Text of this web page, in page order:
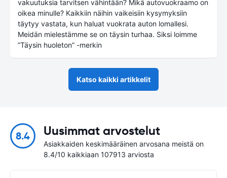
vakuutuksia tarvitsen vähintään? Mikä autovuokraamo on
oikea minulle? Kaikkiin näihin vaikeisiin kysymyksiin
täytyy vastata, kun haluat vuokrata auton lomallesi.
Meidän mielestämme se on täysin turhaa. Siksi loimme
”Täysin huoleton” -merkin
Katso kaikki artikkelit
8.4 Uusimmat arvostelut
Asiakkaiden keskimääräinen arvosana meistä on
8.4/10 kaikkiaan 107913 arviosta